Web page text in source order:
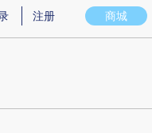
实意图存在偏差。不代表财新
商城
注册